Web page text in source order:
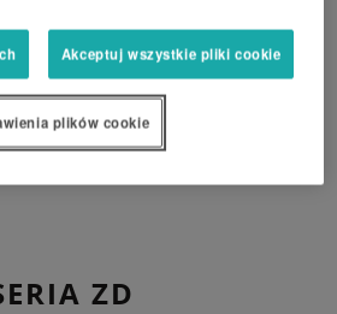
B1
ZD
Akceptuj wszystkie pliki cookie
plików cookie